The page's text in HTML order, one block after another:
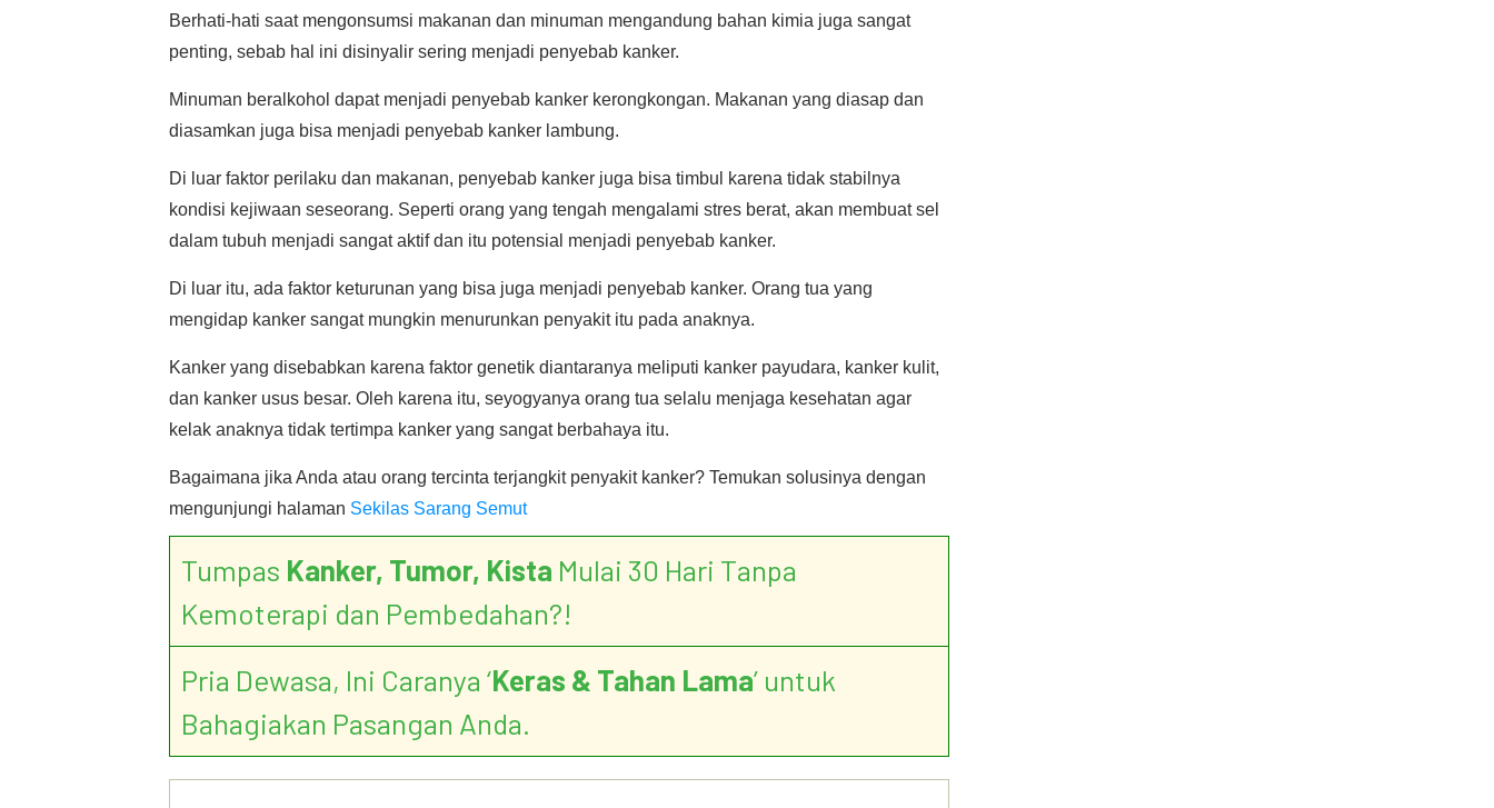
Berhati-hati saat mengonsumsi makanan dan minuman mengandung bahan kimia juga sangat
penting, sebab hal ini disinyalir sering menjadi penyebab kanker.
Minuman beralkohol dapat menjadi penyebab kanker kerongkongan. Makanan yang diasap dan
diasamkan juga bisa menjadi penyebab kanker lambung.
Di luar faktor perilaku dan makanan, penyebab kanker juga bisa timbul karena tidak stabilnya
kondisi kejiwaan seseorang. Seperti orang yang tengah mengalami stres berat, akan membuat sel
dalam tubuh menjadi sangat aktif dan itu potensial menjadi penyebab kanker.
Di luar itu, ada faktor keturunan yang bisa juga menjadi penyebab kanker. Orang tua yang
mengidap kanker sangat mungkin menurunkan penyakit itu pada anaknya.
Kanker yang disebabkan karena faktor genetik diantaranya meliputi kanker payudara, kanker kulit,
dan kanker usus besar. Oleh karena itu, seyogyanya orang tua selalu menjaga kesehatan agar
kelak anaknya tidak tertimpa kanker yang sangat berbahaya itu.
Bagaimana jika Anda atau orang tercinta terjangkit penyakit kanker? Temukan solusinya dengan
mengunjungi halaman Sekilas Sarang Semut
Tumpas Kanker, Tumor, Kista Mulai 30 Hari Tanpa
Kemoterapi dan Pembedahan?!
Pria Dewasa, Ini Caranya ‘Keras & Tahan Lama’ untuk
Bahagiakan Pasangan Anda.